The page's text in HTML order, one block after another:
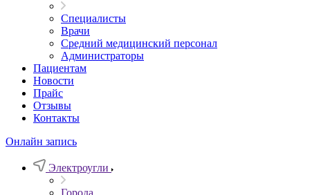
Специалисты
Врачи
Средний медицинский персонал
Администраторы
Пациентам
Новости
Прайс
Отзывы
Контакты
Онлайн запись
Электроугли
Города